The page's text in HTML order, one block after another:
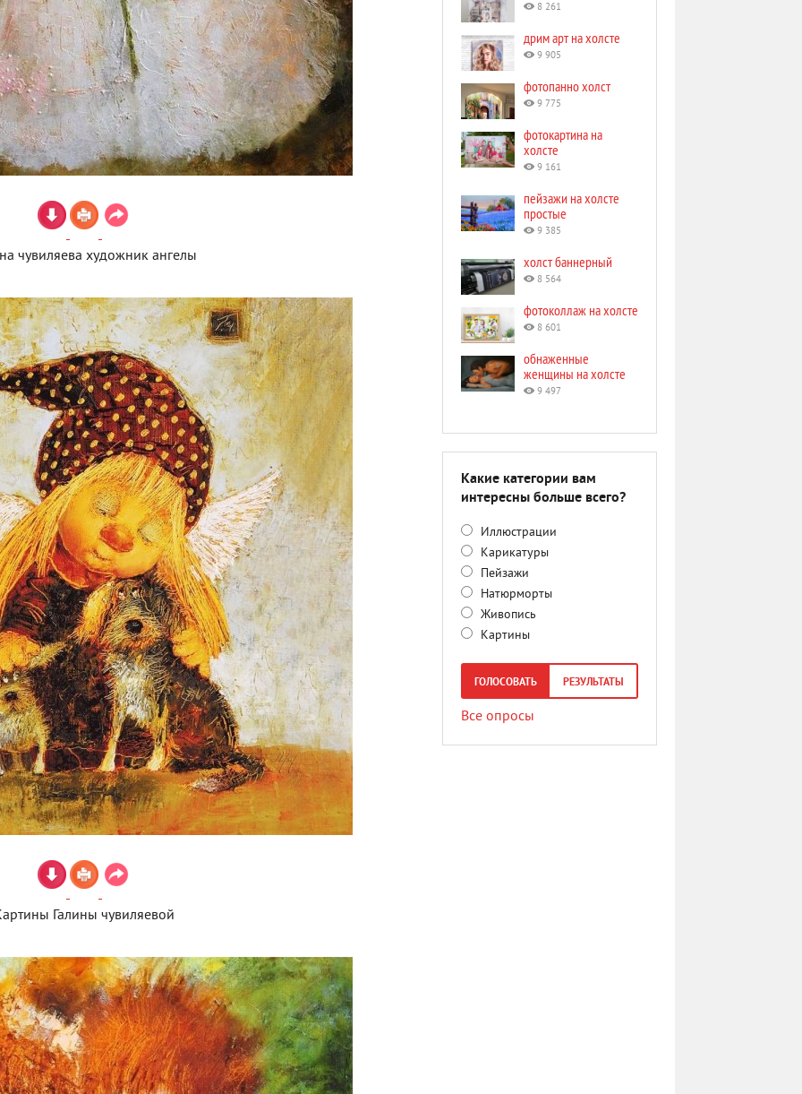
чувиляева художник ангелы
Галины чувиляевой
8 261
дрим арт на холсте
9 905
фотопанно холст
9 775
фотокартина на
холсте
9 161
пейзажи на холсте
простые
9 385
холст баннерный
8 564
фотоколлаж на холсте
8 601
обнаженные
женщины на холсте
9 497
Какие категории вам
интересны больше всего?
Иллюстрации
Карикатуры
Пейзажи
Натюрморты
Живопись
Картины
ГОЛОСОВАТЬ РЕЗУЛЬТАТЫ
Все опросы